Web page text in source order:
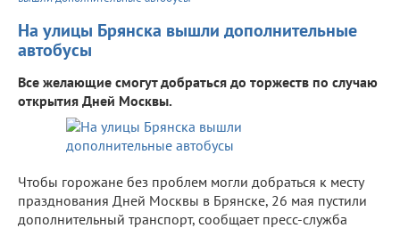
На улицы Брянска вышли дополнительные
автобусы
Все желающие смогут добраться до торжеств по случаю
открытия Дней Москвы.
Чтобы горожане без проблем могли добраться к месту
празднования Дней Москвы в Брянске, 26 мая пустили
дополнительный транспорт, сообщает пресс-служба